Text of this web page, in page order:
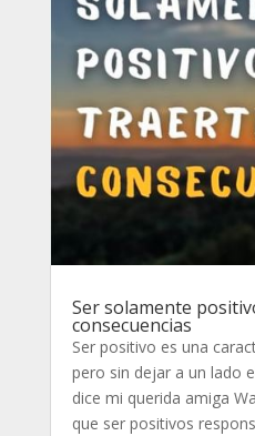
Ser solamente
consecuencias
Ser positivo es una
pero sin dejar a un lado
dice mi querida amiga
que ser positivos